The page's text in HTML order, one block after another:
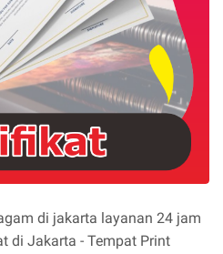
di jakarta layanan 24 jam
di Jakarta - Tempat Print